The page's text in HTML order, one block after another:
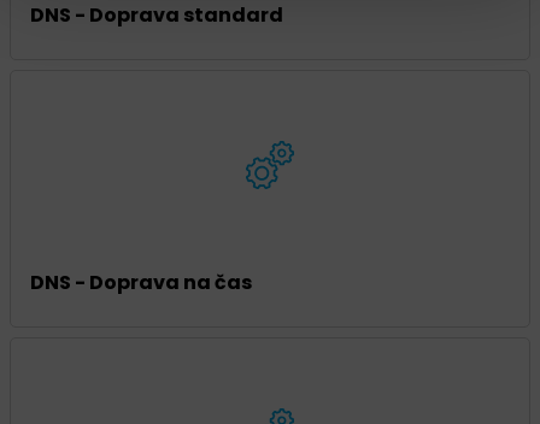
DNS - Doprava standard
DNS - Doprava na čas